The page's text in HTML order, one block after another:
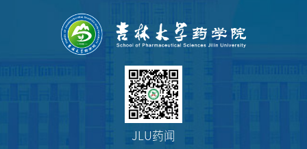
JLU药闻